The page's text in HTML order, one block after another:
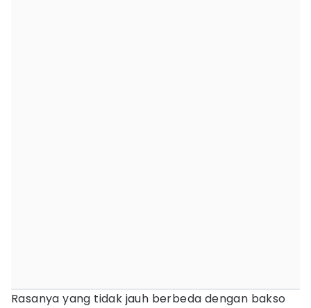
Rasanya yang tidak jauh berbeda dengan bakso